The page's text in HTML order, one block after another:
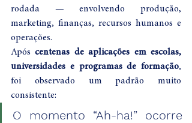
rodada — envolvendo produção,
marketing, finanças, recursos humanos e
operações.
Após centenas de aplicações em escolas,
universidades e programas de formação,
foi observado um padrão muito
consistente:
O momento “Ah-ha!” ocorre